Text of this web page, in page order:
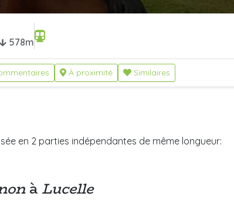
578m
À proximité Similaires
en 2 parties indépendantes de même longueur:
à Lucelle